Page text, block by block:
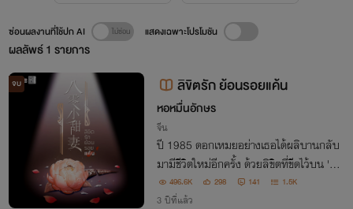
ผลลัพธ์1 รายการ
ซ่อนผลงานที่ใช้ปก AI แสดงเฉพาะโปรโมชัน
จบ ลิขิตรัก ย้อนรอยแค้น
หอหมื่นอักษร
จีน
ปี 1985 ดอกเหมยอย่างเธอได้ผลิบานกลับ
มามีชีวิตใหม่อีกครั้ง ด้วยลิขิตที่ขีดไว้บน 'รอ
ยแค้น'
496.6K 298 141 1.5K
3 ปีที่แล้ว